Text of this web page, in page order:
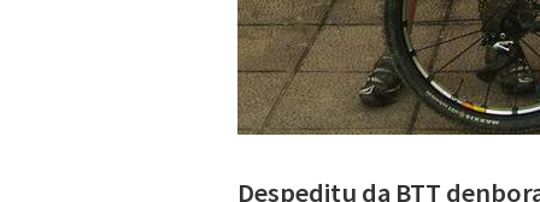
Despeditu da BTT